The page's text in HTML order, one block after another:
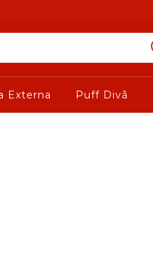
Externa Puff Divã